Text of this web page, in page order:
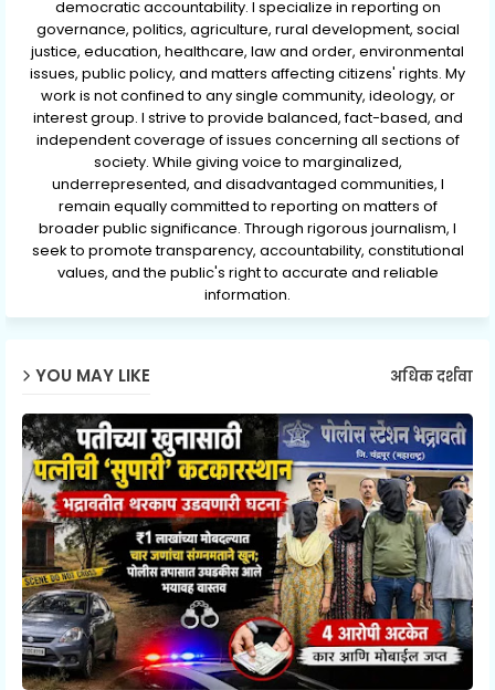
democratic accountability. I specialize in reporting on
governance, politics, agriculture, rural development, social
justice, education, healthcare, law and order, environmental
issues, public policy, and matters affecting citizens' rights. My
work is not confined to any single community, ideology, or
interest group. I strive to provide balanced, fact-based, and
independent coverage of issues concerning all sections of
society. While giving voice to marginalized,
underrepresented, and disadvantaged communities, I
remain equally committed to reporting on matters of
broader public significance. Through rigorous journalism, I
seek to promote transparency, accountability, constitutional
values, and the public's right to accurate and reliable
information.
YOU MAY LIKE अधिक दर्शवा